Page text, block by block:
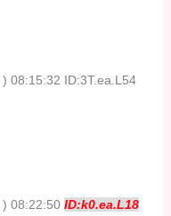
08:15:32 ID:3T.ea.L54
) 08:22:50ID:k0.ea.L18